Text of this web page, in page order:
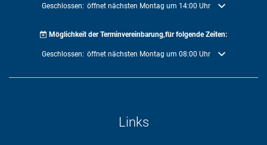
Klicken, um weitere Öffnungs- oder Schließzeiten auszublenden
Geschlossen: öffnet nächsten Montag um 14:00 Uhr
Möglichkeit der Terminvereinbarung,für folgende Zeiten:
Klicken, um weitere Öffnungs- oder Schließzeiten auszublenden
Geschlossen: öffnet nächsten Montag um 08:00 Uhr
Links